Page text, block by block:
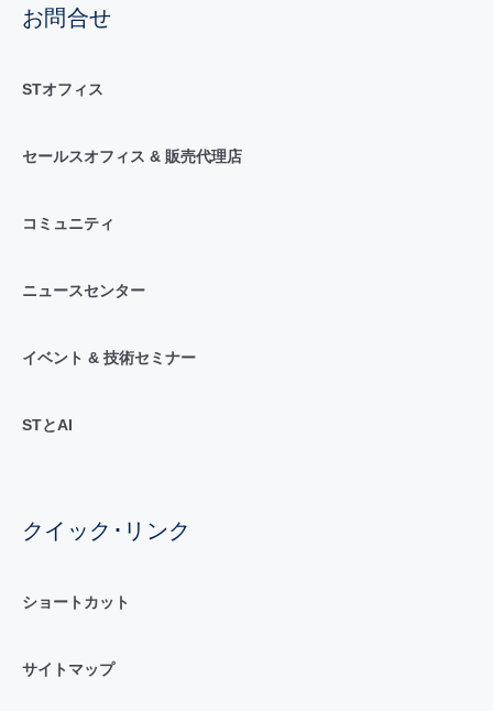
お問合せ
STオフィス
セールスオフィス & 販売代理店
コミュニティ
ニュースセンター
イベント & 技術セミナー
STとAI
クイック･リンク
ショートカット
サイトマップ